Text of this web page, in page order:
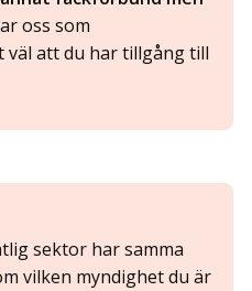
oss som
väl att du har tillgång till
sektor har samma
vilken myndighet du är